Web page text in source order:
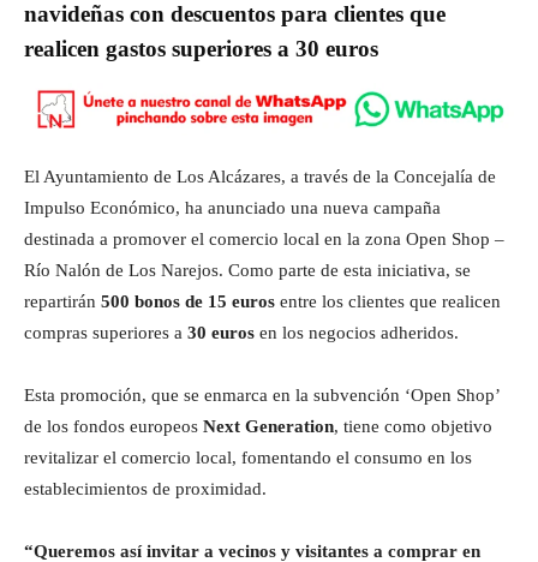
navideñas con descuentos para clientes que
realicen gastos superiores a 30 euros
El Ayuntamiento de Los Alcázares, a través de la Concejalía de
Impulso Económico, ha anunciado una nueva campaña
destinada a promover el comercio local en la zona Open Shop –
Río Nalón de Los Narejos. Como parte de esta iniciativa, se
repartirán 500 bonos de 15 euros entre los clientes que realicen
compras superiores a 30 euros en los negocios adheridos.
Esta promoción, que se enmarca en la subvención ‘Open Shop’
de los fondos europeos Next Generation, tiene como objetivo
revitalizar el comercio local, fomentando el consumo en los
establecimientos de proximidad.
“Queremos así invitar a vecinos y visitantes a comprar en